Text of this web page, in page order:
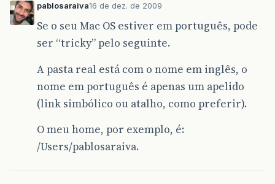
pablosaraiva16 de dez. de 2009
Se o seu Mac OS estiver em português, pode
ser “tricky” pelo seguinte.
A pasta real está com o nome em inglês, o
nome em português é apenas um apelido
(link simbólico ou atalho, como preferir).
O meu home, por exemplo, é:
/Users/pablosaraiva.